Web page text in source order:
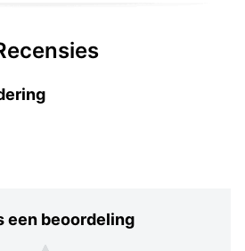
een beoordeling